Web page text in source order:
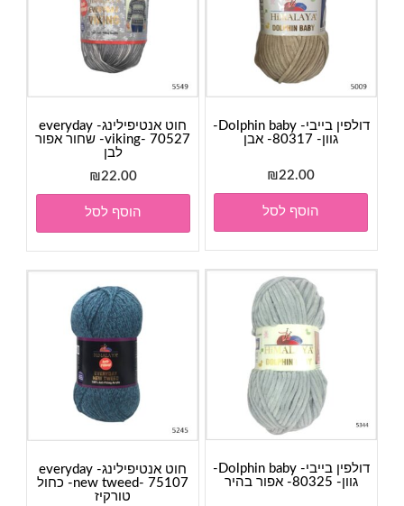
דולפין בייבי- Dolphin baby-
גוון- 80317- אבן
₪22.00
הוסף לסל
חוט אנטיפילינג- everyday
viking- 70527- שחור אפור
לבן
₪22.00
הוסף לסל
דולפין בייבי- Dolphin baby-
גוון- 80325- אפור בהיר
חוט אנטיפילינג- everyday
new tweed- 75107- כחול
טורקיז